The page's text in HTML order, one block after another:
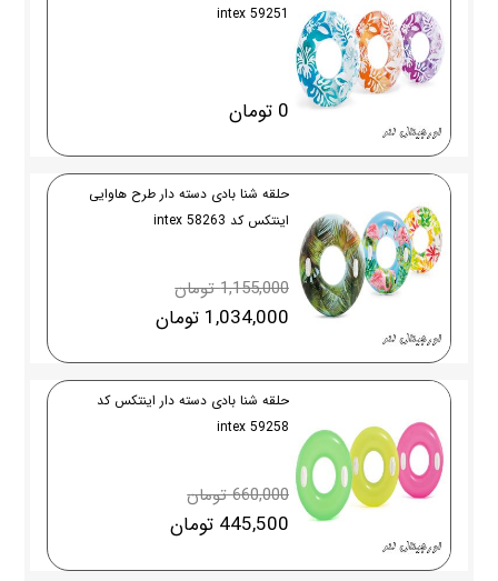
59251 intex
0 تومان
حلقه شنا بادی دسته دار طرح هاوایی
اینتکس کد 58263 intex
1,155,000 تومان
1,034,000 تومان
حلقه شنا بادی دسته دار اینتکس کد
59258 intex
660,000 تومان
445,500 تومان